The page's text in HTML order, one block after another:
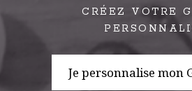
CRÉEZ VOTRE
Je personnalise mon